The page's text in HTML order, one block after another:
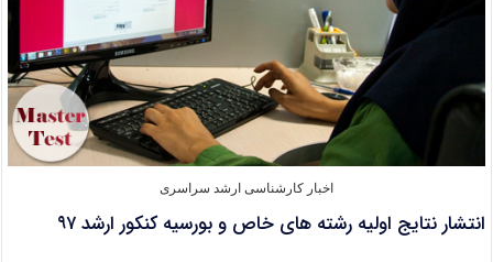
اخبار کارشناسی ارشد سراسری
انتشار نتایج اولیه رشته های خاص و بورسیه کنکور ارشد ۹۷